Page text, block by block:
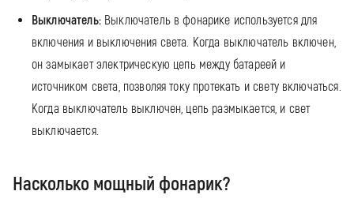
Выключатель:Выключатель в фонарике используется для
включения и выключения света. Когда выключатель включен,
он замыкает электрическую цепь между батареей и
источником света, позволяя току протекать и свету включаться.
Когда выключатель выключен, цепь размыкается, и свет
выключается.
Насколько мощный фонарик?